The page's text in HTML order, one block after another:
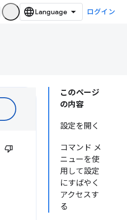
ログイン
このページ
の内容
設定を開く
コマンド メ
ニューを使
用して設定
にすばやく
アクセスす
る